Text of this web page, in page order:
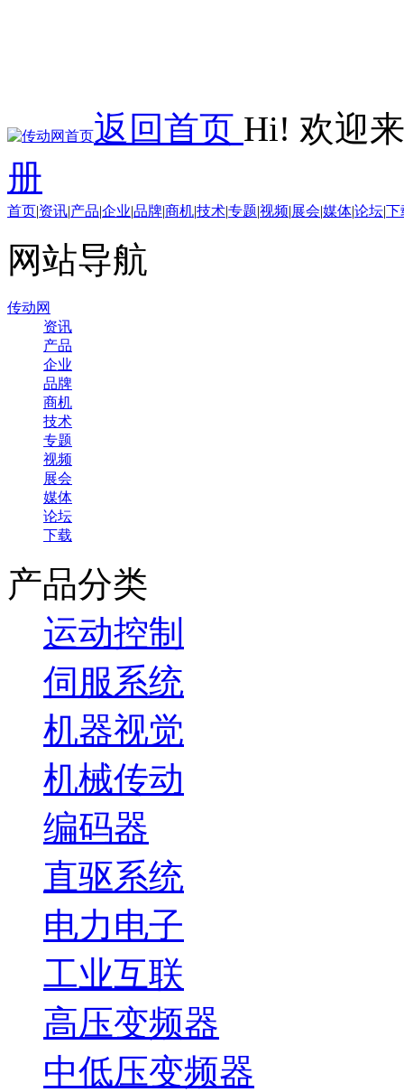
返回首页 Hi! 欢迎
册
首页|资讯|产品|企业|品牌|商机|技术|专题|视频|展会|媒体|论坛|下
网站导航
传动网
资讯
产品
企业
品牌
商机
技术
专题
视频
展会
媒体
论坛
下载
产品分类
运动控制
伺服系统
机器视觉
机械传动
编码器
直驱系统
电力电子
工业互联
高压变频器
中低压变频器